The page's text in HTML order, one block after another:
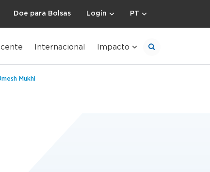
Doe para Bolsas Login PT
Internacional Impacto
Mukhi